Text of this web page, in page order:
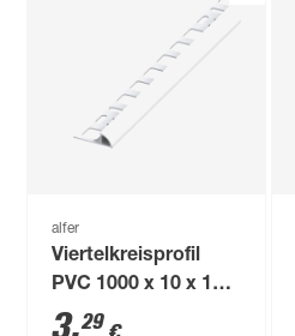
alfer
Viertelkreisprofil
PVC 1000 x 10 x 19,5
mm29